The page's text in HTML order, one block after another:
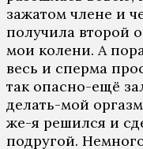
зажатом члене и
получила второй
мои колени. А
весь и сперма
так опасно-ещё
делать-мой
же-я решился и
подругой.